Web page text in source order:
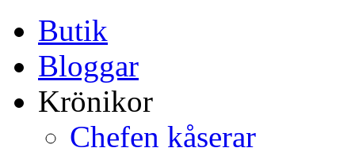
Butik
Bloggar
Krönikor
Chefen kåserar